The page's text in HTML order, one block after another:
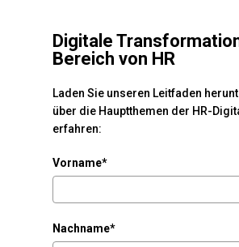
Digitale
Bereich von HR
Laden Sie unseren Leitfaden
über die Hauptthemen der HR-
erfahren:
Vorname*
Nachname*